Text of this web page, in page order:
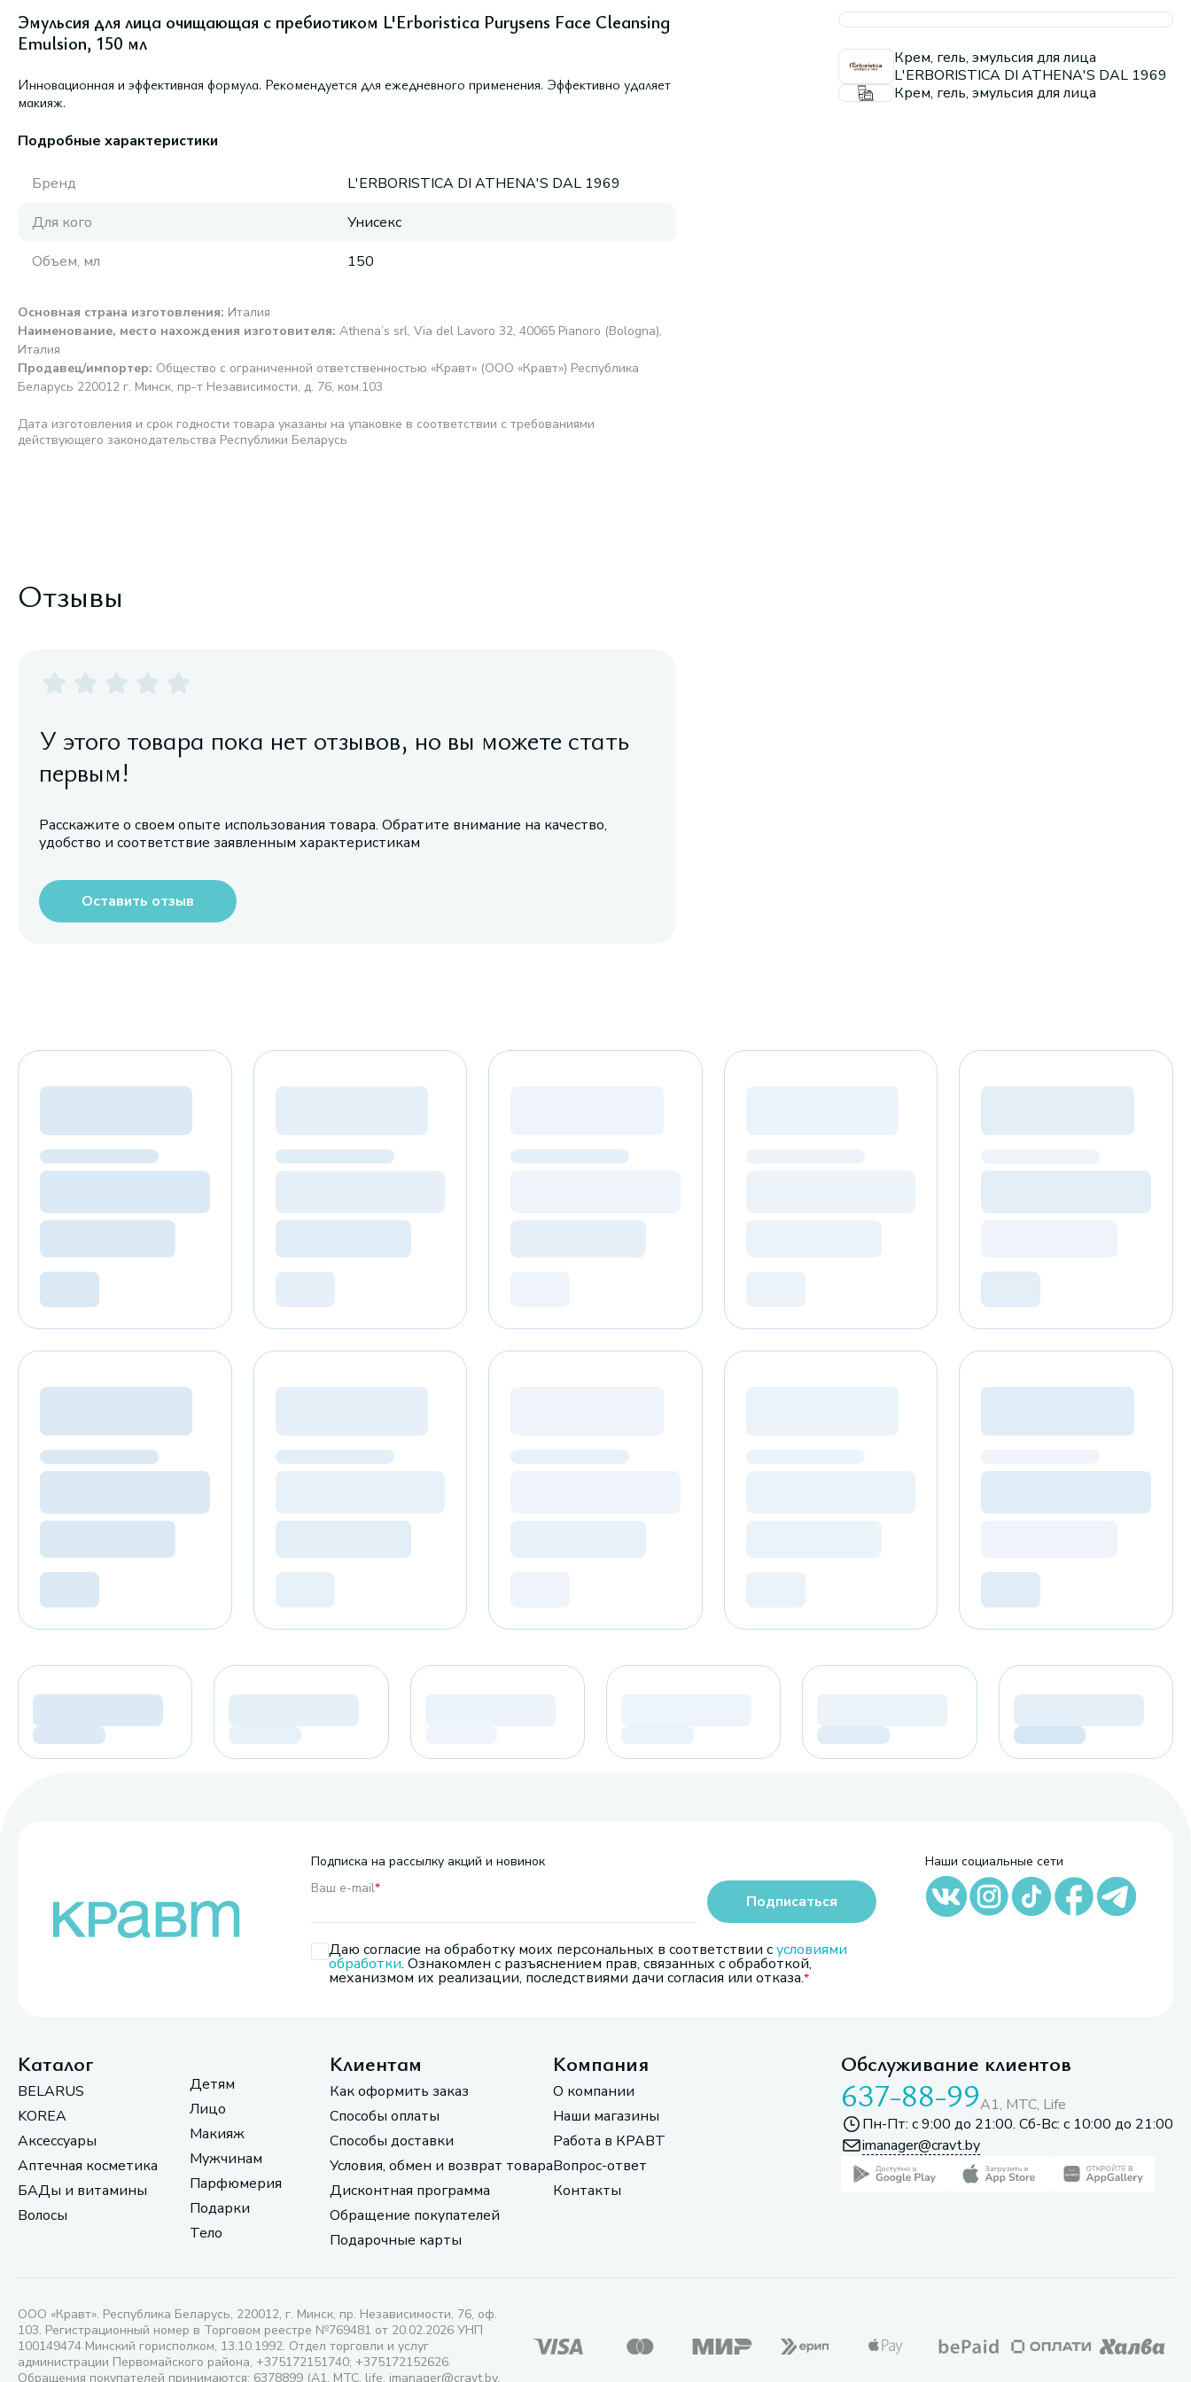
Эмульсия для лица очищающая с пребиотиком L'Erboristica Purysens Face Cleansing
Emulsion, 150 мл
Инновационная и эффективная формула. Рекомендуется для ежедневного применения. Эффективно удаляет
макияж.
Подробные характеристики
Бренд
L'ERBORISTICA DI ATHENA'S DAL 1969
Для кого
Унисекс
Объем, мл
150
Основная страна изготовления: Италия
Наименование, место нахождения изготовителя: Athena’s srl, Via del Lavoro 32, 40065 Pianoro (Bologna),
Италия
Продавец/импортер: Общество с ограниченной ответственностью «Кравт» (ООО «Кравт») Республика
Беларусь 220012 г. Минск, пр-т Независимости, д. 76, ком.103
Дата изготовления и срок годности товара указаны на упаковке в соответствии с требованиями
действующего законодательства Республики Беларусь
Крем, гель, эмульсия для лица
L'ERBORISTICA DI ATHENA'S DAL 1969
Крем, гель, эмульсия для лица
Отзывы
У этого товара пока нет отзывов, но вы можете стать
первым!
Расскажите о своем опыте использования товара. Обратите внимание на качество,
удобство и соответствие заявленным характеристикам
Оставить отзыв
Подписка на рассылку акций и новинок
Ваш e-mail*
Даю согласие на обработку моих персональных в соответствии сусловиями
обработки. Ознакомлен с разъяснением прав, связанных с обработкой,
механизмом их реализации, последствиями дачи согласия или отказа.
Подписаться
Наши социальные сети
Каталог
BELARUS
KOREA
Аксессуары
Аптечная косметика
БАДы и витамины
Волосы
Детям
Лицо
Макияж
Мужчинам
Парфюмерия
Подарки
Тело
Клиентам
Как оформить заказ
Способы оплаты
Способы доставки
Условия, обмен и возврат товара
Дисконтная программа
Обращение покупателей
Подарочные карты
Компания
О компании
Наши магазины
Работа в КРАВТ
Вопрос-ответ
Контакты
Обслуживание клиентов
637-88-99A1, МТС, Life
Пн-Пт: с 9:00 до 21:00. Сб-Вс: с 10:00 до 21:00
imanager@cravt.by
ООО «Кравт». Республика Беларусь, 220012, г. Минск, пр. Независимости, 76, оф.
103. Регистрационный номер в Торговом реестре №769481 от 20.02.2026 УНП
100149474 Минский горисполком, 13.10.1992. Отдел торговли и услуг
администрации Первомайского района, +375172151740; +375172152626.
Обращения покупателей принимаются: 6378899 (А1, МТС, life, imanager@cravt.by.